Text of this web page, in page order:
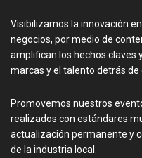
Visibilizamos la innovación
negocios, por medio de
amplifican los hechos claves
marcas y el talento detrás de
Promovemos nuestros
realizados con estándares
actualización permanente y
de la industria local.